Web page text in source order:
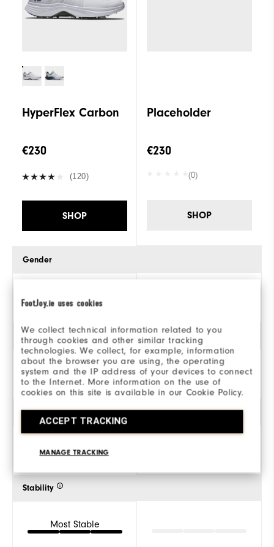
FootJoy.ie uses cookies
We collect technical information related to you
through cookies and other similar tracking
technologies. We collect, for example, information
about the browser you are using, the operating
system and the IP address of your devices to connect
to the Internet. More information on the use of
cookies on this site is available in our Cookie Policy.
ACCEPT TRACKING
MANAGE TRACKING
HyperFlex Carbon
€230
(120)
SHOP
Gender
Traction
Spiked
Style
Athletic
Stability
Most Stable
Placeholder
€230
(0)
SHOP